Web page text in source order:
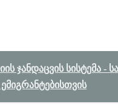
ჯანდაცვის სისტემა -